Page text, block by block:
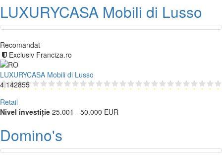
LUXURYCASA Mobili di Lusso
Recomandat
Exclusiv Franciza.ro
LUXURYCASA Mobili di Lusso
4.142855
Retail
Nivel investiție 25.001 - 50.000 EUR
Domino's